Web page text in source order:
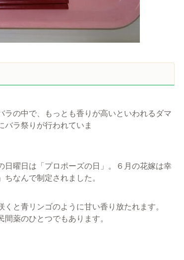
の中で、もっとも香りが高いといわれるダマ
バラ祭りが行われていま
曜日は「プロポーズの日」。６月の花嫁は幸
なんで制定されました。
と青リンゴのように甘い香り放たれます。
薬のひとつでもあります。